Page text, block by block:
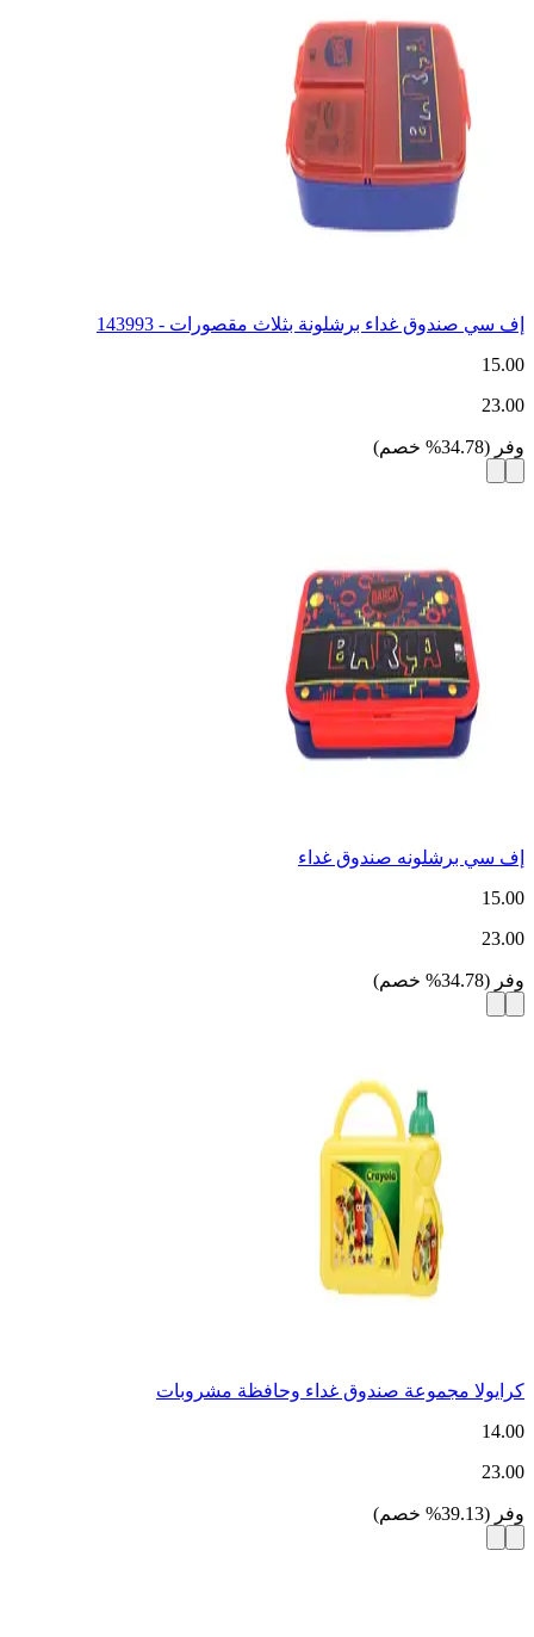
إف سي صندوق غداء برشلونة بثلاث مقصورات - 143993
15.00
23.00
وفر (
34.78
% خصم)
إف سي برشلونه صندوق غداء
15.00
23.00
وفر (
34.78
% خصم)
كرايولا مجموعة صندوق غداء وحافظة مشروبات
14.00
23.00
وفر (
39.13
% خصم)